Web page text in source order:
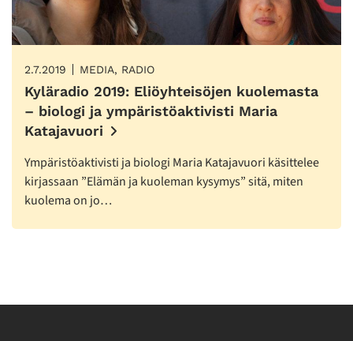
2.7.2019 MEDIA, RADIO
Kyläradio 2019: Eliöyhteisöjen kuolemasta
– biologi ja ympäristöaktivisti Maria
Katajavuori
Ympäristöaktivisti ja biologi Maria Katajavuori käsittelee
kirjassaan ”Elämän ja kuoleman kysymys” sitä, miten
kuolema on jo…